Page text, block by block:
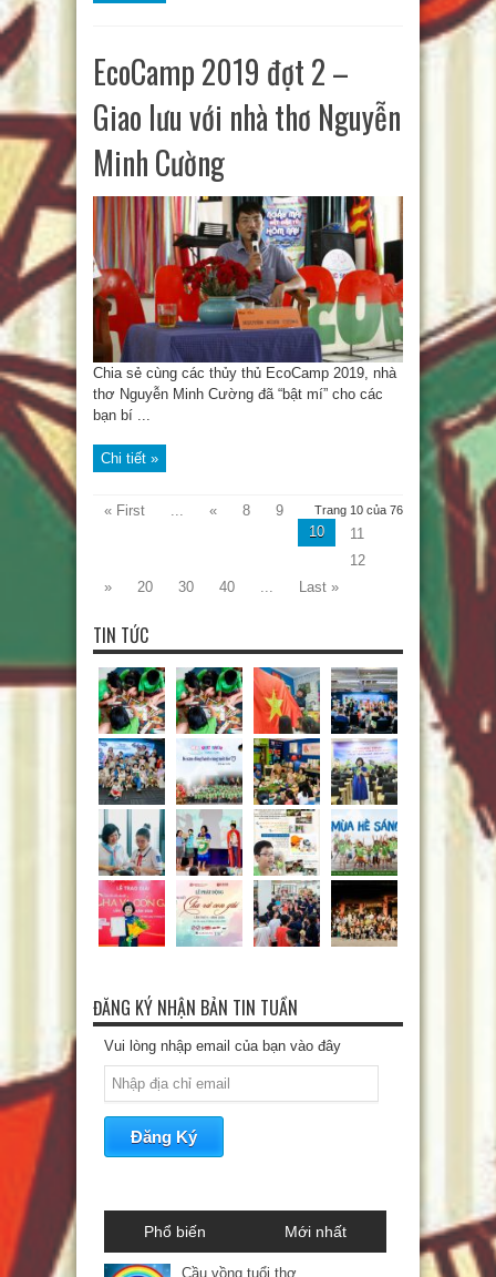
EcoCamp 2019 đợt 2 –
Giao lưu với nhà thơ Nguyễn
Minh Cường
Chia sẻ cùng các thủy thủ EcoCamp 2019, nhà
thơ Nguyễn Minh Cường đã “bật mí” cho các
bạn bí ...
Chi tiết »
Trang 10 của 76
« First « 8
9
10
11
12
»
20 30 40 Last »
TIN TỨC
ĐĂNG KÝ NHẬN BẢN TIN TUẦN
Vui lòng nhập email của bạn vào đây
Phổ biến Mới nhất
Cầu vồng tuổi thơ